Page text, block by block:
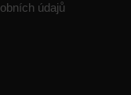
údajů